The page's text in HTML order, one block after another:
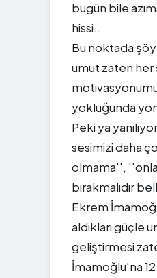
bugün bile
hissi..
Bu noktada
umut zaten her
yokluğunda
Peki ya
sesimizi daha
olmama'',
bırakmalıdır
Ekrem
aldıkları güçle
geliştirmesi
İmamoğlu'na